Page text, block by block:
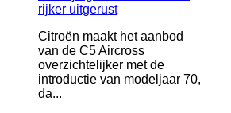
Citroën maakt het aanbod
van de C5 Aircross
overzichtelijker met de
introductie van modeljaar 70,
da...